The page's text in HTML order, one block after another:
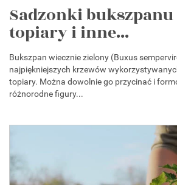
Sadzonki bukszpanu
topiary i inne...
Bukszpan wiecznie zielony (Buxus
najpiękniejszych krzewów
topiary. Można dowolnie go przycinać i
różnorodne figury...